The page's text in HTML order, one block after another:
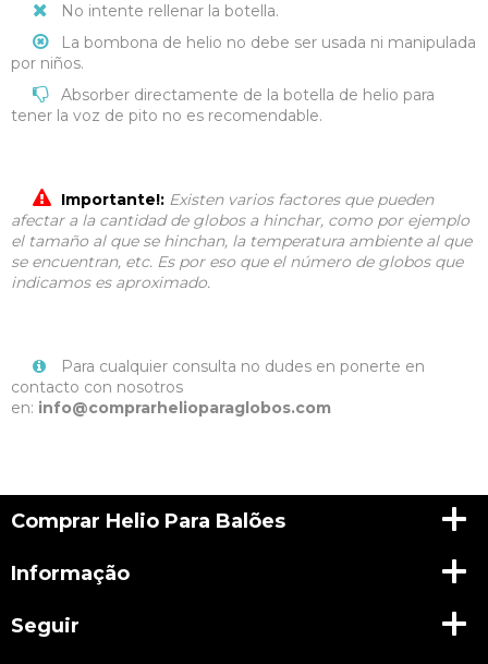
No intente rellenar la botella.
La bombona de helio no debe ser usada ni manipulada
por niños.
Absorber directamente de la botella de helio para
tener la voz de pito no es recomendable.
Importante!: Existen varios factores que pueden
afectar a la cantidad de globos a hinchar, como por ejemplo
el tamaño al que se hinchan, la temperatura ambiente al que
se encuentran, etc. Es por eso que el número de globos que
indicamos es aproximado.
Para cualquier consulta no dudes en ponerte en
contacto con nosotros
en: info@comprarhelioparaglobos.com
Comprar Helio Para Balões
Informação
Seguir